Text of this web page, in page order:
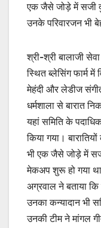
एक जैसे जोड़े में सजी
उनके परिवारजन भी
श्री-श्री बालाजी
स्थित ब्लेसिंग फार्म में
मेहंदी और लेडीज
धर्मशाला से बारात
यहां समिति के
किया गया।
भी एक जैसे जोड़े में
मेकअप शुरू हो गया
अग्रवाल ने बताया
उनका कन्यादान भी
उनकी टीम ने मांगल